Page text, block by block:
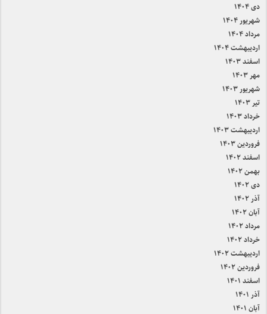
دی ۱۴۰۴
شهریور ۱۴۰۴
مرداد ۱۴۰۴
اردیبهشت ۱۴۰۴
اسفند ۱۴۰۳
مهر ۱۴۰۳
شهریور ۱۴۰۳
تیر ۱۴۰۳
خرداد ۱۴۰۳
اردیبهشت ۱۴۰۳
فروردین ۱۴۰۳
اسفند ۱۴۰۲
بهمن ۱۴۰۲
دی ۱۴۰۲
آذر ۱۴۰۲
آبان ۱۴۰۲
مرداد ۱۴۰۲
خرداد ۱۴۰۲
اردیبهشت ۱۴۰۲
فروردین ۱۴۰۲
اسفند ۱۴۰۱
آذر ۱۴۰۱
آبان ۱۴۰۱